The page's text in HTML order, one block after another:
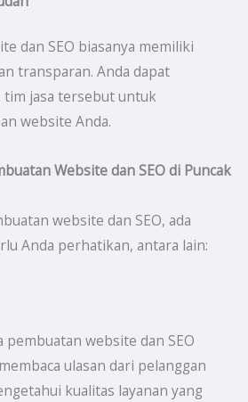
dan SEO biasanya memiliki
transparan. Anda dapat
jasa tersebut untuk
website Anda.
Website dan SEO di Puncak
website dan SEO, ada
Anda perhatikan, antara lain:
pembuatan website dan SEO
ulasan dari pelanggan
kualitas layanan yang